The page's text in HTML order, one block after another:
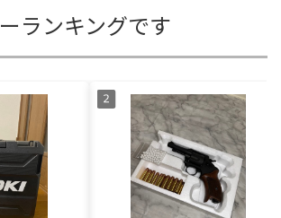
ランキングです